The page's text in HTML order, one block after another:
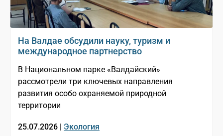
На Валдае обсудили науку, туризм и
международное партнерство
В Национальном парке «Валдайский»
рассмотрели три ключевых направления
развития особо охраняемой природной
территории
25.07.2026 | Экология